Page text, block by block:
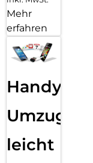
Mehr
erfahren
Handy
Umzug
leicht